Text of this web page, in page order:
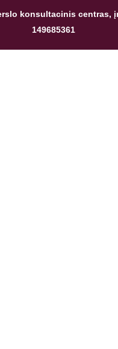
konsultacinis centras,
149685361